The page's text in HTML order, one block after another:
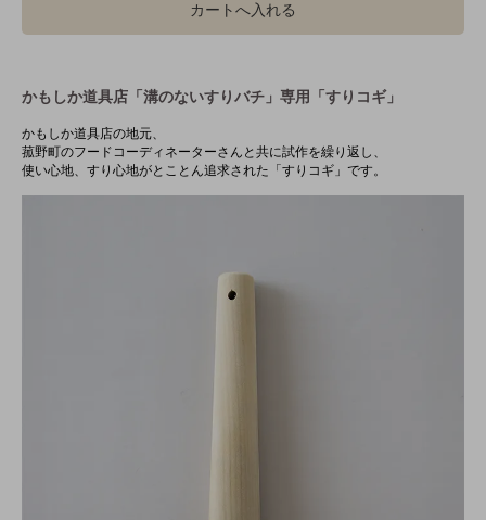
カートへ入れる
かもしか道具店「溝のないすりバチ」専用「すりコギ」
かもしか道具店の地元、
菰野町のフードコーディネーターさんと共に試作を繰り返し、
使い心地、すり心地がとことん追求された「すりコギ」です。